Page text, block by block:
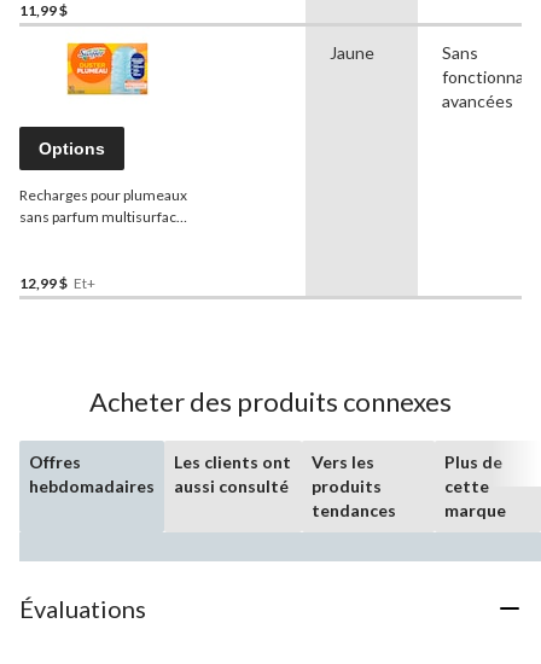
11,99 $
Options
Recharges pour plumeaux
sans parfum multisurface
12,99 $ Et+
Jaune
Sans
avancées
Acheter des produits connexes
Offres
hebdomadaires
Les clients ont
aussi consulté
Vers les
produits
tendances
Plus de
cette
marque
Évaluations